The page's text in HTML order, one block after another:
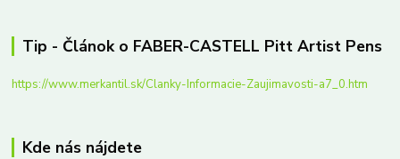
Tip - Článok o FABER-CASTELL Pitt Artist Pens
https://www.merkantil.sk/Clanky-Informacie-Zaujimavosti-a7_0.htm
Kde nás nájdete